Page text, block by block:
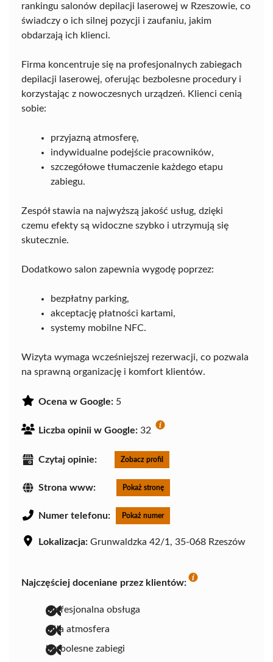
rankingu salonów depilacji laserowej w Rzeszowie, co
świadczy o ich silnej pozycji i zaufaniu, jakim
obdarzają ich klienci.
Firma koncentruje się na profesjonalnych zabiegach
depilacji laserowej, oferując bezbolesne procedury i
korzystając z nowoczesnych urządzeń. Klienci cenią
sobie:
przyjazną atmosferę,
indywidualne podejście pracowników,
szczegółowe tłumaczenie każdego etapu
zabiegu.
Zespół stawia na najwyższą jakość usług, dzięki
czemu efekty są widoczne szybko i utrzymują się
skutecznie.
Dodatkowo salon zapewnia wygodę poprzez:
bezpłatny parking,
akceptację płatności kartami,
systemy mobilne NFC.
Wizyta wymaga wcześniejszej rezerwacji, co pozwala
na sprawną organizację i komfort klientów.
Ocena w Google: 5
Liczba opinii w Google: 32
Czytaj opinie: Zobacz profil
Strona www: Pokaż stronę
Numer telefonu: Pokaż numer
Lokalizacja: Grunwaldzka 42/1, 35-068 Rzeszów
Najczęściej doceniane przez klientów:
profesjonalna obsługa
miła atmosfera
bezbolesne zabiegi